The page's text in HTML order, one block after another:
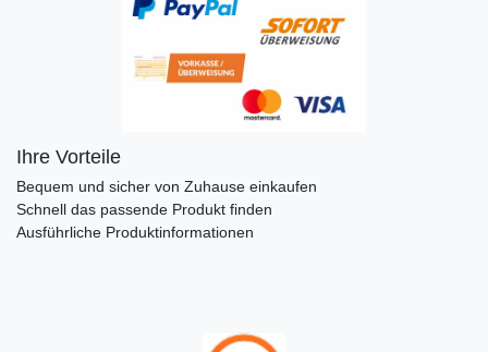
Ihre Vorteile
Bequem und sicher von Zuhause einkaufen
Schnell das passende Produkt finden
Ausführliche Produktinformationen